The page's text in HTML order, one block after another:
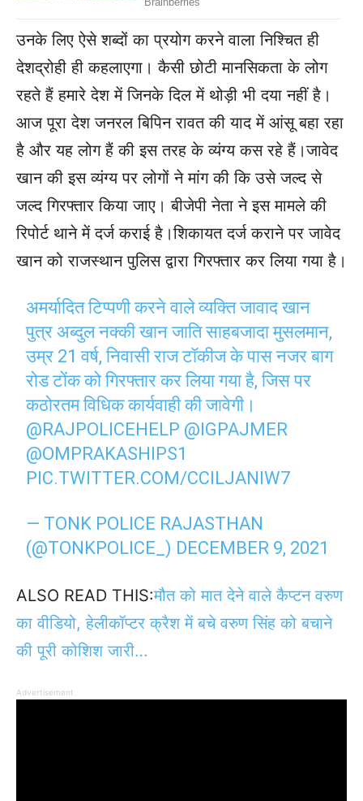
उनके लिए ऐसे शब्दों का प्रयोग करने वाला निश्चित ही
देशद्रोही ही कहलाएगा। कैसी छोटी मानसिकता के लोग
रहते हैं हमारे देश में जिनके दिल में थोड़ी भी दया नहीं है।
आज पूरा देश जनरल बिपिन रावत की याद में आंसू बहा रहा
है और यह लोग हैं की इस तरह के व्यंग्य कस रहे हैं।जावेद
खान की इस व्यंग्य पर लोगों ने मांग की कि उसे जल्द से
जल्द गिरफ्तार किया जाए। बीजेपी नेता ने इस मामले की
रिपोर्ट थाने में दर्ज कराई है।शिकायत दर्ज कराने पर जावेद
खान को राजस्थान पुलिस द्वारा गिरफ्तार कर लिया गया है।
अमर्यादित टिप्पणी करने वाले व्यक्ति जावाद खान
पुत्र अब्दुल नक्की खान जाति साहबजादा मुसलमान,
उम्र 21 वर्ष, निवासी राज टॉकीज के पास नजर बाग
रोड टोंक को गिरफ्तार कर लिया गया है, जिस पर
कठोरतम विधिक कार्यवाही की जावेगी।
@RAJPOLICEHELP @IGPAJMER
@OMPRAKASHIPS1
PIC.TWITTER.COM/CCILJANIW7
— TONK POLICE RAJASTHAN
(@TONKPOLICE_) DECEMBER 9, 2021
ALSO READ THIS:मौत को मात देने वाले कैप्टन वरुण
का वीडियो, हेलीकॉप्टर क्रैश में बचे वरुण सिंह को बचाने
की पूरी कोशिश जारी…
Advertisement